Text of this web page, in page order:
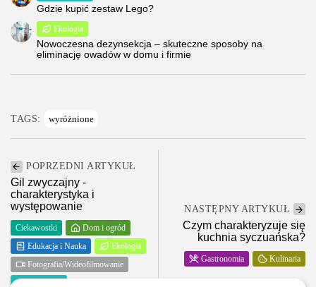
Gdzie kupić zestaw Lego?
Ekologia
Nowoczesna dezynsekcja – skuteczne sposoby na
eliminację owadów w domu i firmie
TAGS: wyróżnione
POPRZEDNI ARTYKUŁ
Gil zwyczajny -
charakterystyka i
występowanie
Ciekawostki
Dom i ogród
Edukacja i Nauka
Ekologia
Fotografia/Wideofilmowanie
NASTĘPNY ARTYKUŁ
Czym charakteryzuje się
kuchnia syczuańska?
Gastronomia Kulinaria